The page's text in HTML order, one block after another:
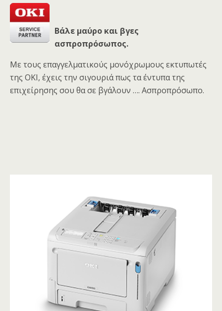
Βάλε μαύρο και βγες
ασπροπρόσωπος.
Με τους επαγγελματικούς μονόχρωμους εκτυπωτές
της OKI, έχεις την σιγουριά πως τα έντυπα της
επιχείρησης σου θα σε βγάλουν …. Ασπροπρόσωπο.